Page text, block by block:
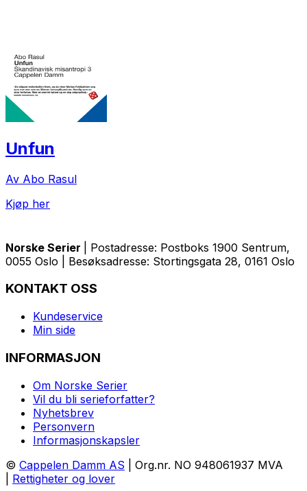
Unfun
Av Abo Rasul
Kjøp her
Norske Serier
| Postadresse: Postboks 1900 Sentrum,
0055 Oslo | Besøksadresse: Stortingsgata 28, 0161 Oslo
KONTAKT OSS
Kundeservice
Min side
INFORMASJON
Om Norske Serier
Vil du bli serieforfatter?
Nyhetsbrev
Personvern
Informasjonskapsler
© Cappelen Damm AS | Org.nr. NO 948061937 MVA
Rettigheter og lover